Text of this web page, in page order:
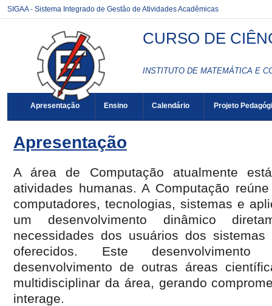
SIGAA - Sistema Integrado de Gestão de Atividades Acadêmicas
CURSO DE
INSTITUTO DE MATEMÁTICA E
Apresentação Ensino Calendário Projeto
Apresentação
A área de Computação atualmente
atividades humanas. A Computação
computadores, tecnologias, sistemas e
um desenvolvimento dinâmico
necessidades dos usuários dos
oferecidos. Este
desenvolvimento de outras áreas
multidisciplinar da área, gerando
interage.